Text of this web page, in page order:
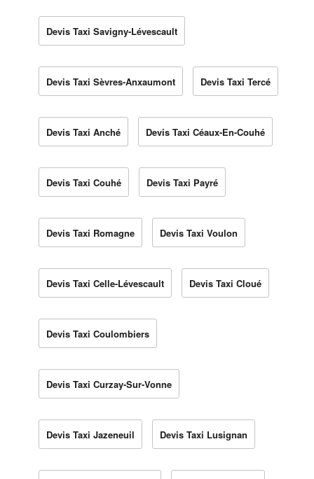
Devis Taxi Savigny-Lévescault
Devis Taxi Sèvres-Anxaumont Devis Taxi Tercé
Devis Taxi Anché Devis Taxi Céaux-En-Couhé
Devis Taxi Couhé Devis Taxi Payré
Devis Taxi Romagne Devis Taxi Voulon
Devis Taxi Celle-Lévescault Devis Taxi Cloué
Devis Taxi Coulombiers
Devis Taxi Curzay-Sur-Vonne
Devis Taxi Jazeneuil Devis Taxi Lusignan